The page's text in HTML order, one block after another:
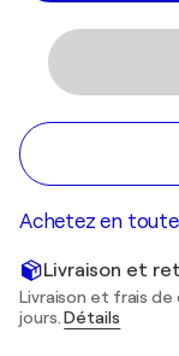
Achetez en
Livraison et
Livraison et frais de
jours.Détails